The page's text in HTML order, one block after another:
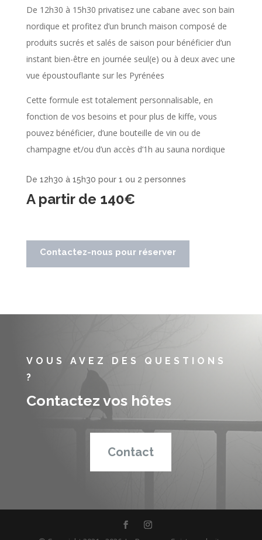
De 12h30 à 15h30 privatisez une cabane avec son bain
nordique et profitez d’un brunch maison composé de
produits sucrés et salés de saison pour bénéficier d’un
instant bien-être en journée seul(e) ou à deux avec une
vue époustouflante sur les Pyrénées
Cette formule est totalement personnalisable, en
fonction de vos besoins et pour plus de kiffe, vous
pouvez bénéficier, d’une bouteille de vin ou de
champagne et/ou d’un accès d’1h au sauna nordique
De 12h30 à 15h30 pour 1 ou 2 personnes
A partir de 140€
Contactez-nous pour réserver
VOUS AVEZ DES QUESTIONS
?
Contactez vos hôtes
Contact